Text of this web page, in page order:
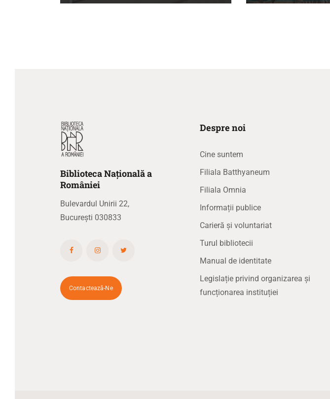
BibliotecaNaționalăa
României
Bulevardul Unirii 22,
București 030833
Contactează-Ne
Despre noi
Cine suntem
Filiala Batthyaneum
Filiala Omnia
Informații publice
Carieră și voluntariat
Turul bibliotecii
Manual de identitate
Legislație privind organizarea și
funcționarea instituției